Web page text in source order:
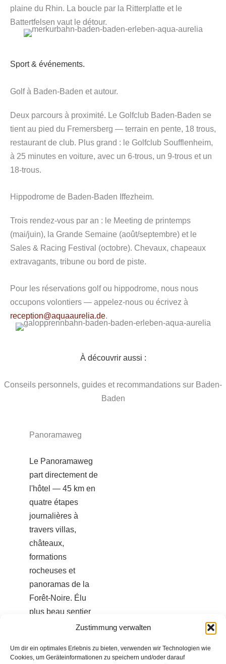
Zustimmung verwalten
Um dir ein optimales Erlebnis zu bieten, verwenden wir Technologien wie
Cookies, um Geräteinformationen zu speichern und/oder darauf
plaine du Rhin. La boucle par la Ritterplatte et le
Battertfelsen vaut le détour.
Sport & événements.
Golf à Baden-Baden et autour.
Deux parcours à proximité. Le Golfclub Baden-Baden se
tient au pied du Fremersberg — terrain en pente, 18 trous,
restaurant de club. Plus grand : le Golfclub Soufflenheim,
à 25 minutes en voiture, avec un 6-trous, un 9-trous et un
18-trous.
Hippodrome de Baden-Baden Iffezheim.
Trois rendez-vous par an : le Meeting de printemps
(mai/juin), la Grande Semaine (août/septembre) et le
Sales & Racing Festival (octobre). Chevaux, chapeaux
extravagants, tribune ou bord de piste.
Pour les réservations golf ou hippodrome, nous nous
occupons volontiers — appelez-nous ou écrivez à
reception@aquaaurelia.de.
À découvrir aussi :
Conseils personnels, guides et recommandations sur Baden-
Baden
Panoramaweg
Le Panoramaweg
part directement de
l'hôtel — 45 km en
quatre étapes
journalières à
travers villas,
châteaux,
formations
rocheuses et
panoramas de la
Forêt-Noire. Élu
plus beau sentier
de randonnée